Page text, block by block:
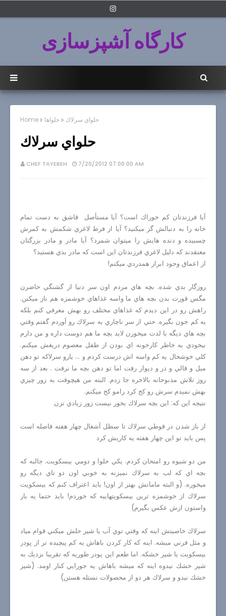
کارگاه آشپزسازی
Home حلواها حلواي سرلاك
حلواي سرلاك
CHEF TAYEBEH 7/20/2012 07:00:00 AM
آيا فرزندتان كم خوراك است؟ آيا مستأصل قاشق به دست تمام
خانه را به دنبالش گز ميكنيد؟ آيا از فرط لاغري شكمش به كمرش
چسبيده و دنده هايش را ميتوان شمرد؟ آيا مادر و مادر بزرگتان
معتقدند كه دليل لاغري فرزندتان اين است كه مادر بدي هستيد؟
از اعماق وجود ابراز همدردي ميكنم!
روزگار بدي شده. بچه هاي مردم اون سر دنيا از گشنگي حاضرن
مگس قورت بدن بچه هاي ما واسه غذاهاي خوشمزه هم ناز ميكنن.
راهش رو در اين ديدم كه غذاهاي مختلف رو بهش معرفي كنم بلكه
يه كم جون بگيره. حتي از سر ناچاري به سرلاك رو آوردم گفتم وقتي
بچه هاي ديگه با لذت ميخورن لابد بچه ما هم دوست داره و من دارم
بيخودي به خاطر كارخونه اي بودن از طفل معصوم دريغش ميكنم.
كلي خوشحال يه كم واسه اش درست كردم و ... يارو سرلاكه تو دهن
مبل و قالي و در و ديوار رفت اما تو دهن بچه ما نرفت . بعد از سه
روز تلاش مذبوحانه بالاخره جا زدم. البته من هيچوقت به زور چيزي
بهش نميدم سرش رو كج كرد رامو كج ميكنم.
نتيجه اين كه: اين بچه سرلاك بخور نيست زور زيادي نزن
از باز شدن در قوطي سرلاك تا سطل آشغال چهار هفته فاصله است
پس بايد تو اين چهار هفته يه كاريش كرد
من دو شيوه رو امتحان كردم. يكي حلوا و دومي بيسكويت. جالبه كه
بچه اي كه لب به سرلاك نميزنه به خوبي اون دو تاي ديگه رو
ميخوره. (و البته مامانش بهتر از اون! بايد اعتراف كنم كه بيسكويت
سرلاك از خوشمزه ترين بيسكويتهاييه كه خوردم! بايد حتما يه بار
واستون ازش عكس بگيرم)
سرلاك خاصيتش اينه كه وقتي توي آب يا شير حلش ميكني قوام مياد
و مثل فرني ميشه. اينه كه كار كردن باهاش يه كم پيچيده تر از پودر
بيسكويت يا شير خشكه. اما طعم اين پودر طوريه كه تقريبا نزديك به
شير خشك نيدوه اينه كه ميشه باهاش يه جورايي كنار اومد. (شير
خشك نيدو و سرلاك هر دو از محصولات نستله هستن)